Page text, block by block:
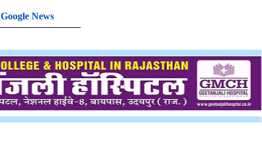
Google News